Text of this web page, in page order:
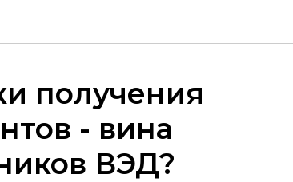
получения
- вина
ВЭД?